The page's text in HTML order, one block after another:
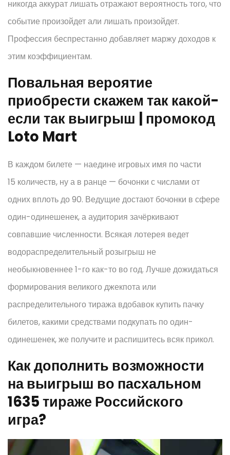
никогда аккурат лишать отражают вероятность того, что
событие произойдет али лишать произойдет.
Профессия беспрестанно добавляет маржу доходов к
этим коэффициентам.
Повальная вероятие
приобрести скажем так какой-
если так выигрыш | промокод
Loto Mart
В каждом билете — наедине игровых имя по части
15 количеств, ну а в ранце — бочонки с числами от
одних вплоть до 90. Ведущие достают бочонки в сфере
один-одинешенек, а аудитория зачёркивают
совпавшие численности. Всякая лотерея ведет
водораспределительный розыгрыш не
необыкновеннее 1-го как-то во год. Лучше дожидаться
формирования великого джекпота или
распределительного тиража вдобавок купить пачку
билетов, какими средствами подкупать по один-
одинешенек, же получите и распишитесь всяк прикол.
Как дополнить возможности
на выигрыш во пасхальном
1635 тираже Российского
игра?